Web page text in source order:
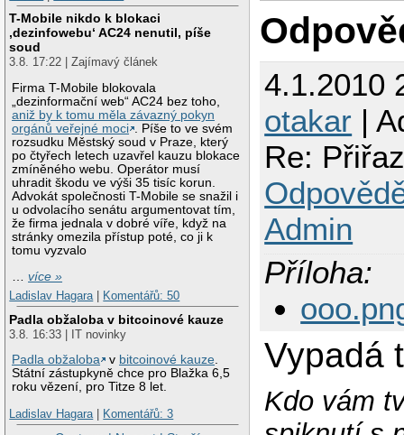
T-Mobile nikdo k blokaci
‚dezinfowebu‘ AC24 nenutil, píše
soud
3.8. 17:22 | Zajímavý článek
Firma T-Mobile blokovala
„dezinformační web“ AC24 bez toho,
aniž by k tomu měla závazný pokyn
orgánů veřejné moci
. Píše to ve svém
rozsudku Městský soud v Praze, který
po čtyřech letech uzavřel kauzu blokace
zmíněného webu. Operátor musí
uhradit škodu ve výši 35 tisíc korun.
Advokát společnosti T-Mobile se snažil i
u odvolacího senátu argumentovat tím,
že firma jednala v dobré víře, když na
stránky omezila přístup poté, co ji k
tomu vyzvalo
…více »
Ladislav Hagara| Komentářů: 50
Padla obžaloba v bitcoinové kauze
3.8. 16:33 | IT novinky
Padla obžaloba
v bitcoinové kauze.
Státní zástupkyně chce pro Blažka 6,5
roku vězení, pro Titze 8 let.
Ladislav Hagara| Komentářů: 3
4.1.2010
otakar |
Re:
Admin
Příloha:
Vypadá
Kdo vám